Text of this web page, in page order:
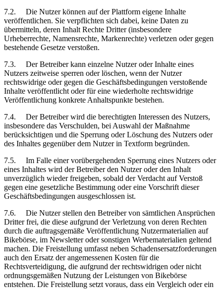
7.2.
Die Nutzer können auf der Plattform eigene Inhalte
veröffentlichen. Sie verpflichten sich dabei, keine Daten zu
übermitteln, deren Inhalt Rechte Dritter (insbesondere
Urheberrechte, Namensrechte, Markenrechte) verletzen oder gegen
bestehende Gesetze verstoßen.
7.3.
Der Betreiber kann einzelne Nutzer oder Inhalte eines
Nutzers zeitweise sperren oder löschen, wenn der Nutzer
rechtswidrige oder gegen die Geschäftsbedingungen verstoßende
Inhalte veröffentlicht oder für eine wiederholte rechtswidrige
Veröffentlichung konkrete Anhaltspunkte bestehen.
7.4.
Der Betreiber wird die berechtigten Interessen des Nutzers,
insbesondere das Verschulden, bei Auswahl der Maßnahme
berücksichtigen und die Sperrung oder Löschung des Nutzers oder
des Inhaltes gegenüber dem Nutzer in Textform begründen.
7.5.
Im Falle einer vorübergehenden Sperrung eines Nutzers oder
eines Inhaltes wird der Betreiber den Nutzer oder den Inhalt
unverzüglich wieder freigeben, sobald der Verdacht auf Verstoß
gegen eine gesetzliche Bestimmung oder eine Vorschrift dieser
Geschäftsbedingungen ausgeschlossen ist.
7.6.
Die Nutzer stellen den Betreiber von sämtlichen Ansprüchen
Dritter frei, die diese aufgrund der Verletzung von deren Rechten
durch die auftragsgemäße Veröffentlichung Nutzermaterialien auf
Bikebörse, im Newsletter oder sonstigen Werbematerialien geltend
machen. Die Freistellung umfasst neben Schadensersatzforderungen
auch den Ersatz der angemessenen Kosten für die
Rechtsverteidigung, die aufgrund der rechtswidrigen oder nicht
ordnungsgemäßen Nutzung der Leistungen von Bikebörse
entstehen. Die Freistellung setzt voraus, dass ein Vergleich oder ein